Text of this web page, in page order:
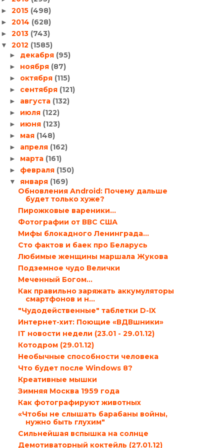
► 2015 (498)
► 2014 (628)
► 2013 (743)
▼ 2012 (1585)
► декабря (95)
► ноября (87)
► октября (115)
► сентября (121)
► августа (132)
► июля (122)
► июня (123)
► мая (148)
► апреля (162)
► марта (161)
► февраля (150)
▼ января (169)
Обновления Android: Почему дальше
будет только хуже?
Пирожковые вареники…
Фотографии от ВВС США
Мифы блокадного Ленинграда…
Сто фактов и баек про Беларусь
Любимые женщины маршала Жукова
Подземное чудо Велички
Меченный Богом…
Как правильно заряжать аккумуляторы
смартфонов и н...
"Чудодейственные" таблетки D-IX
Интернет-хит: Поющие «ВДВшники»
IT новости недели (23.01 - 29.01.12)
Котодром (29.01.12)
Необычные способности человека
Что будет после Windows 8?
Креативные мышки
Зимняя Москва 1959 года
Как фотографируют животных
«Чтобы не слышать барабаны войны,
нужно быть глухим"
Сильнейшая вспышка на солнце
Демотиваторный коктейль (27.01.12)